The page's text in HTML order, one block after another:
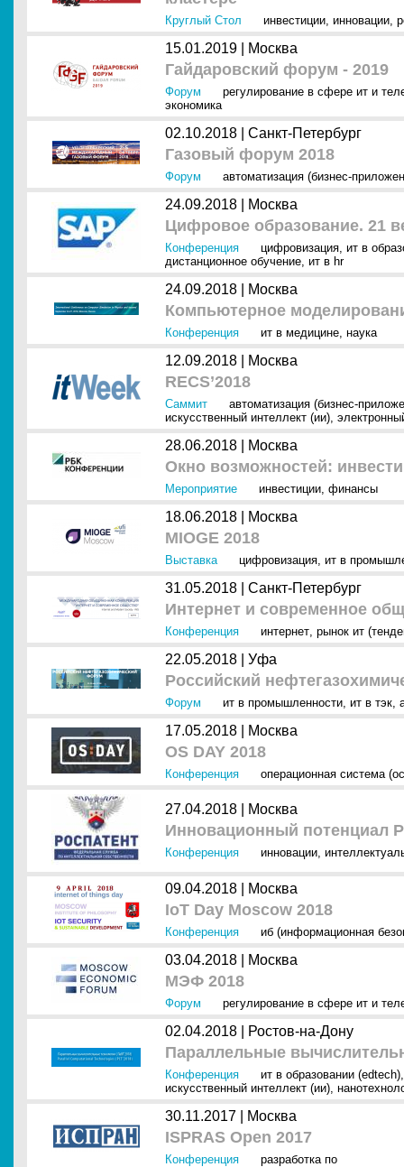
Круглый Стол инвестиции, инновации,
15.01.2019 | Москва
Гайдаровский форум - 2019
Форум
регулирование в сфере ит и
экономика
02.10.2018 | Санкт-Петербург
Газовый форум 2018
Форум автоматизация (бизнес-
24.09.2018 | Москва
Цифровое образование. 21
Конференция цифровизация, ит в
дистанционное обучение, ит в hr
24.09.2018 | Москва
Компьютерное
Конференция ит в медицине, наука
12.09.2018 | Москва
RECS’2018
Саммит
автоматизация (бизнес-
искусственный интеллект (ии),
28.06.2018 | Москва
Окно возможностей:
Мероприятие инвестиции, финансы
18.06.2018 | Москва
MIOGE 2018
Выставка цифровизация, ит в
31.05.2018 | Санкт-Петербург
Интернет и современное
Конференция интернет, рынок ит
22.05.2018 | Уфа
Российский
Форум ит в промышленности, ит в тэк,
17.05.2018 | Москва
OS DAY 2018
Конференция операционная система
27.04.2018 | Москва
Инновационный потенциал
Конференция инновации,
09.04.2018 | Москва
IoT Day Moscow 2018
Конференция иб (информационная
03.04.2018 | Москва
МЭФ 2018
Форум регулирование в сфере ит и
02.04.2018 | Ростов-на-Дону
Параллельные
Конференция ит в образовании (edtech)
искусственный интеллект (ии),
30.11.2017 | Москва
ISPRAS Open 2017
Конференция разработка по